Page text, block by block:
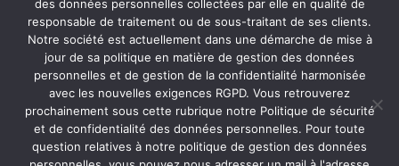
des données personnelles collectées par elle en qualité de
responsable de traitement ou de sous-traitant de ses clients.
Notre société est actuellement dans une démarche de mise à
jour de sa politique en matière de gestion des données
personnelles et de gestion de la confidentialité harmonisée
avec les nouvelles exigences RGPD. Vous retrouverez
prochainement sous cette rubrique notre Politique de sécurité
et de confidentialité des données personnelles. Pour toute
question relatives à notre politique de gestion des données